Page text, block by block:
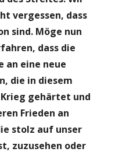
vergessen, dass
sind. Möge nun
dass die
an eine neue
die in diesem
gehärtet und
Frieden an
stolz auf unser
zuzusehen oder